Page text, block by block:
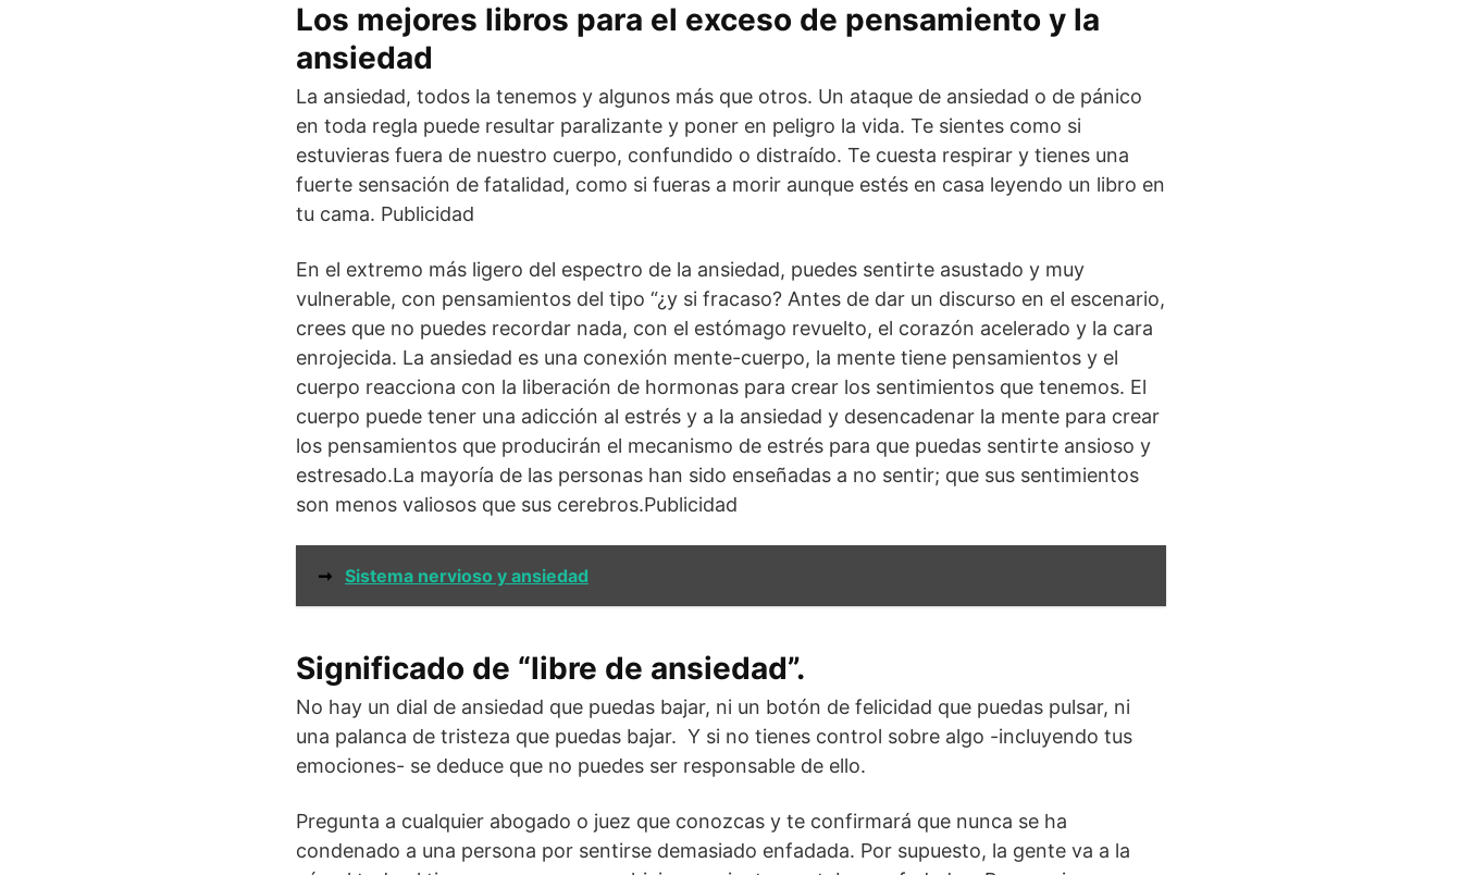
Los mejores libros para el exceso de pensamiento y la
ansiedad
La ansiedad, todos la tenemos y algunos más que otros. Un ataque de ansiedad o de pánico
en toda regla puede resultar paralizante y poner en peligro la vida. Te sientes como si
estuvieras fuera de nuestro cuerpo, confundido o distraído. Te cuesta respirar y tienes una
fuerte sensación de fatalidad, como si fueras a morir aunque estés en casa leyendo un libro en
tu cama. Publicidad
En el extremo más ligero del espectro de la ansiedad, puedes sentirte asustado y muy
vulnerable, con pensamientos del tipo “¿y si fracaso? Antes de dar un discurso en el escenario,
crees que no puedes recordar nada, con el estómago revuelto, el corazón acelerado y la cara
enrojecida. La ansiedad es una conexión mente-cuerpo, la mente tiene pensamientos y el
cuerpo reacciona con la liberación de hormonas para crear los sentimientos que tenemos. El
cuerpo puede tener una adicción al estrés y a la ansiedad y desencadenar la mente para crear
los pensamientos que producirán el mecanismo de estrés para que puedas sentirte ansioso y
estresado.La mayoría de las personas han sido enseñadas a no sentir; que sus sentimientos
son menos valiosos que sus cerebros.Publicidad
➞ Sistema nervioso y ansiedad
Significado de “libre de ansiedad”.
No hay un dial de ansiedad que puedas bajar, ni un botón de felicidad que puedas pulsar, ni
una palanca de tristeza que puedas bajar. Y si no tienes control sobre algo -incluyendo tus
emociones- se deduce que no puedes ser responsable de ello.
Pregunta a cualquier abogado o juez que conozcas y te confirmará que nunca se ha
condenado a una persona por sentirse demasiado enfadada. Por supuesto, la gente va a la